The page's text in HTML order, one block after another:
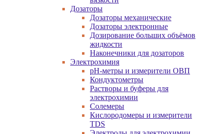
Дозаторы
Дозаторы механические
Дозаторы электронные
Дозирование больших объёмов
жидкости
Наконечники для дозаторов
Электрохимия
pH-метры и измерители ОВП
Кондуктометры
Растворы и буферы для
электрохимии
Солемеры
Кислородомеры и измерители
TDS